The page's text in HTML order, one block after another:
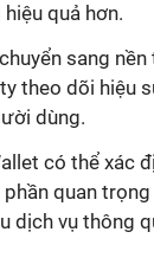
quả hơn.
sang
theo dõi hiệu
dùng.
có thể xác
quan
dịch vụ thông